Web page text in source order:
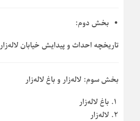
بخش دوم:
تاریخچه احداث و پیدایش خیابان لاله‌زار
بخش سوم: لاله‌زار و باغ لاله‌زار
باغ لاله‌زار
لاله‌زار